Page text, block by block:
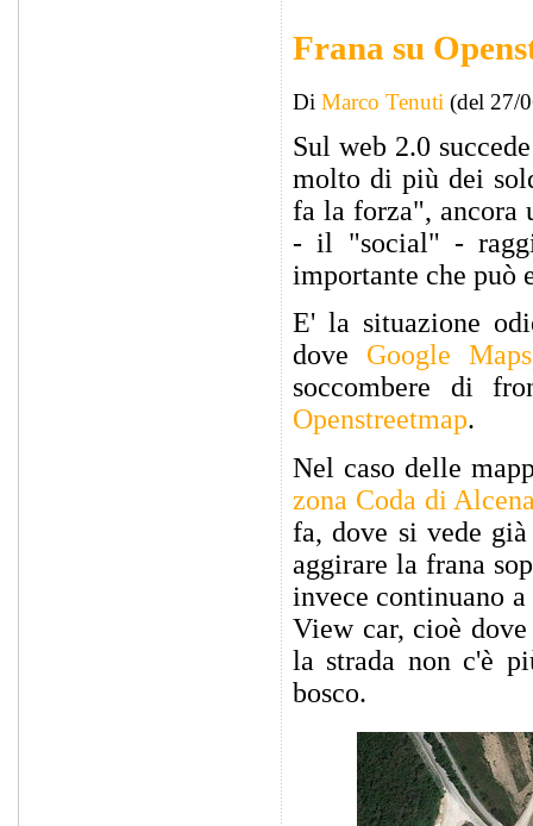
Frana su
Di Marco Tenuti (del 27/
Sul web 2.0
molto di più dei
fa la forza", ancora
- il "social" -
importante che può
E' la situazione
dove Google Maps
soccombere di
Openstreetmap.
Nel caso delle
zona Coda di
fa, dove si vede
aggirare la frana
invece continuano
View car, cioè
la strada non c'è
bosco.